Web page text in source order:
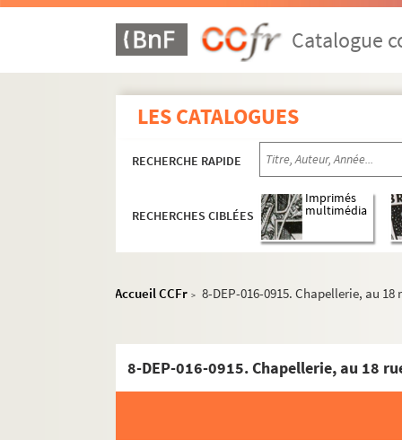
Catalogue
LES CATALOGUES
RECHERCHE RAPIDE
RECHERCHES CIBLÉES
Imprimés
multimédia
Accueil CCFr > 8-DEP-016-0915. Chapellerie, au 18
8-DEP-016-0915. Chapellerie, au 18